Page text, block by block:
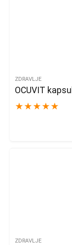
ZDRAVLJE
OCUVIT
★ ★ ★ ★ ★
ZDRAVLJE